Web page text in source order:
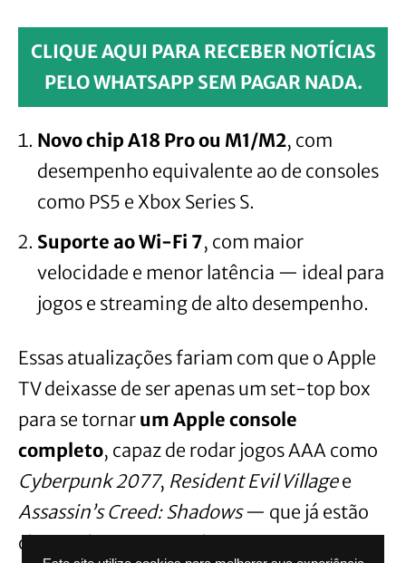
CLIQUE AQUI PARA RECEBER NOTÍCIAS
PELO WHATSAPP SEM PAGAR NADA.
Novo chip A18 Pro ou M1/M2, com
desempenho equivalente ao de consoles
como PS5 e Xbox Series S.
Suporte ao Wi-Fi 7, com maior
velocidade e menor latência — ideal para
jogos e streaming de alto desempenho.
Essas atualizações fariam com que o Apple
TV deixasse de ser apenas um set-top box
para se tornar um Apple console
completo, capaz de rodar jogos AAA como
Cyberpunk 2077, Resident Evil Villagee
Assassin’s Creed: Shadows— que já estão
chegando ao Mac e iPhone.